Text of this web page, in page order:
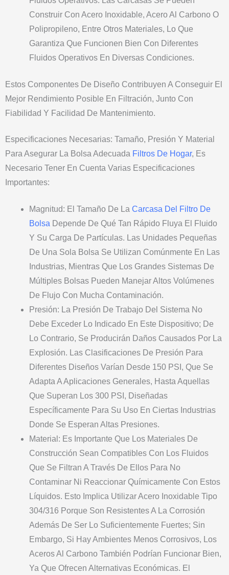
Construir Con Acero Inoxidable, Acero Al Carbono O
Polipropileno, Entre Otros Materiales, Lo Que
Garantiza Que Funcionen Bien Con Diferentes
Fluidos Operativos En Diversas Condiciones.
Estos Componentes De Diseño Contribuyen A Conseguir El
Mejor Rendimiento Posible En Filtración, Junto Con
Fiabilidad Y Facilidad De Mantenimiento.
Especificaciones Necesarias: Tamaño, Presión Y Material
Para Asegurar La Bolsa Adecuada Filtros De Hogar, Es
Necesario Tener En Cuenta Varias Especificaciones
Importantes:
Magnitud: El Tamaño De La Carcasa Del Filtro De
Bolsa Depende De Qué Tan Rápido Fluya El Fluido
Y Su Carga De Partículas. Las Unidades Pequeñas
De Una Sola Bolsa Se Utilizan Comúnmente En Las
Industrias, Mientras Que Los Grandes Sistemas De
Múltiples Bolsas Pueden Manejar Altos Volúmenes
De Flujo Con Mucha Contaminación.
Presión: La Presión De Trabajo Del Sistema No
Debe Exceder Lo Indicado En Este Dispositivo; De
Lo Contrario, Se Producirán Daños Causados Por La
Explosión. Las Clasificaciones De Presión Para
Diferentes Diseños Varían Desde 150 PSI, Que Se
Adapta A Aplicaciones Generales, Hasta Aquellas
Que Superan Los 300 PSI, Diseñadas
Específicamente Para Su Uso En Ciertas Industrias
Donde Se Esperan Altas Presiones.
Material: Es Importante Que Los Materiales De
Construcción Sean Compatibles Con Los Fluidos
Que Se Filtran A Través De Ellos Para No
Contaminar Ni Reaccionar Químicamente Con Estos
Líquidos. Esto Implica Utilizar Acero Inoxidable Tipo
304/316 Porque Son Resistentes A La Corrosión
Además De Ser Lo Suficientemente Fuertes; Sin
Embargo, Si Hay Ambientes Menos Corrosivos, Los
Aceros Al Carbono También Podrían Funcionar Bien,
Ya Que Ofrecen Alternativas Económicas. El